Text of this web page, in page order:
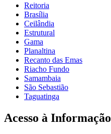
Reitoria
Brasília
Ceilândia
Estrutural
Gama
Planaltina
Recanto das Emas
Riacho Fundo
Samambaia
São Sebastião
Taguatinga
Acesso à Informação